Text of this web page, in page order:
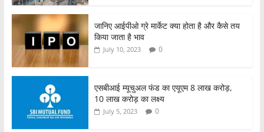
जानिए आईपीओ ग्रे मार्केट क्या होता है और कैसे तय
किया जाता है भाव
July 10, 2023 0
एसबीआई म्यूचुअल फंड का एयूएम 8 लाख करोड़,
10 लाख करोड़ का लक्ष्य
July 5, 2023 0